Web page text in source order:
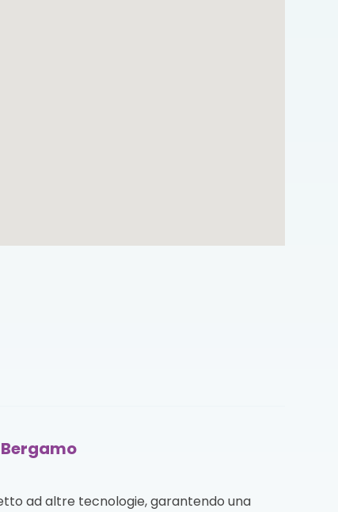
ad altre tecnologie, garantendo una